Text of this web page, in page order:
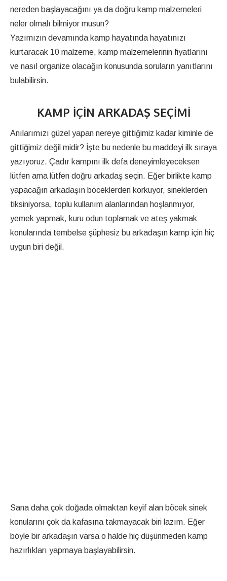
nereden başlayacağını ya da doğru kamp malzemeleri
neler olmalı bilmiyor musun?
Yazımızın devamında kamp hayatında hayatınızı
kurtaracak 10 malzeme, kamp malzemelerinin fiyatlarını
ve nasıl organize olacağın konusunda soruların yanıtlarını
bulabilirsin.
KAMP İÇIN ARKADAŞ SEÇIMI
Anılarımızı güzel yapan nereye gittiğimiz kadar kiminle de
gittiğimiz değil midir? İşte bu nedenle bu maddeyi ilk sıraya
yazıyoruz. Çadır kampını ilk defa deneyimleyeceksen
lütfen ama lütfen doğru arkadaş seçin. Eğer birlikte kamp
yapacağın arkadaşın böceklerden korkuyor, sineklerden
tiksiniyorsa, toplu kullanım alanlarından hoşlanmıyor,
yemek yapmak, kuru odun toplamak ve ateş yakmak
konularında tembelse şüphesiz bu arkadaşın kamp için hiç
uygun biri değil.
Sana daha çok doğada olmaktan keyif alan böcek sinek
konularını çok da kafasına takmayacak biri lazım. Eğer
böyle bir arkadaşın varsa o halde hiç düşünmeden kamp
hazırlıkları yapmaya başlayabilirsin.